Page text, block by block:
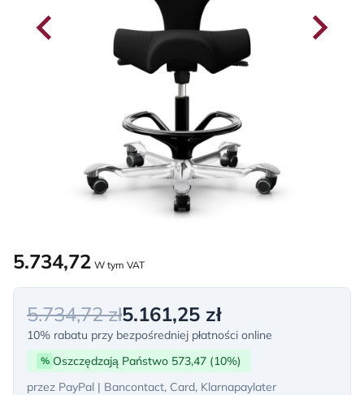
5.734,72 W tym VAT
5.734,72 zł5.161,25 zł
10% rabatu przy bezpośredniej płatności online
% Oszczędzają Państwo 573,47 (10%)
przez PayPal | Bancontact, Card, Klarnapaylater